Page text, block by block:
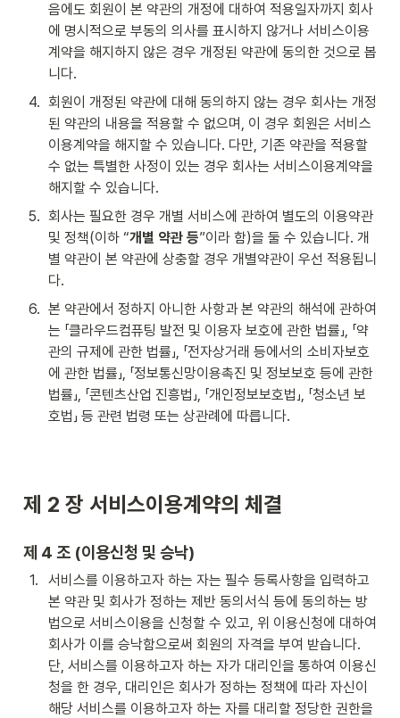
음에도 회원이 본 약관의 개정에 대하여 적용일자까지 회사
에 명시적으로 부동의 의사를 표시하지 않거나 서비스이용
계약을 해지하지 않은 경우 개정된 약관에 동의한 것으로 봅
니다.
4. 회원이 개정된 약관에 대해 동의하지 않는 경우 회사는 개정
된 약관의 내용을 적용할 수 없으며, 이 경우 회원은 서비스
이용계약을 해지할 수 있습니다. 다만, 기존 약관을 적용할
수 없는 특별한 사정이 있는 경우 회사는 서비스이용계약을
해지할 수 있습니다.
5. 회사는 필요한 경우 개별 서비스에 관하여 별도의 이용약관
및 정책(이하 “개별 약관 등”이라 함)을 둘 수 있습니다. 개
별 약관이 본 약관에 상충할 경우 개별약관이 우선 적용됩니
다.
6. 본 약관에서 정하지 아니한 사항과 본 약관의 해석에 관하여
는 「클라우드컴퓨팅 발전 및 이용자 보호에 관한 법률」, 「약
관의 규제에 관한 법률」, 「전자상거래 등에서의 소비자보호
에 관한 법률」, 「정보통신망이용촉진 및 정보보호 등에 관한
법률」, 「콘텐츠산업 진흥법」, 「개인정보보호법」, 「청소년 보
호법」 등 관련 법령 또는 상관례에 따릅니다.
제 2 장 서비스이용계약의 체결
제 4 조 (이용신청 및 승낙)
1.
서비스를 이용하고자 하는 자는 필수 등록사항을 입력하고
본 약관 및 회사가 정하는 제반 동의서식 등에 동의하는 방
법으로 서비스이용을 신청할 수 있고, 위 이용신청에 대하여
회사가 이를 승낙함으로써 회원의 자격을 부여 받습니다.
단, 서비스를 이용하고자 하는 자가 대리인을 통하여 이용신
청을 한 경우, 대리인은 회사가 정하는 정책에 따라 자신이
해당 서비스를 이용하고자 하는 자를 대리할 정당한 권한을